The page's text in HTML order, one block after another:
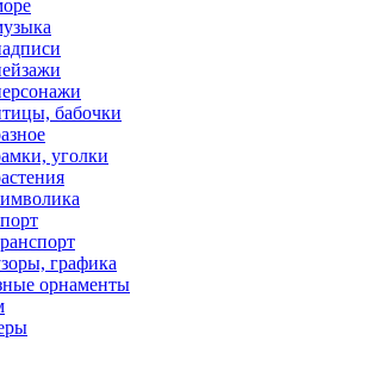
бабочки
уголки
графика
орнаменты